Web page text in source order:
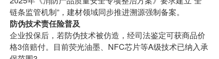
链条监管机制”，建材领域同步推进溯源强制备案。
防伪技术责任险普及
企业投保后，若防伪技术被仿造，经司法鉴定可获商品价
格3倍赔付。目前荧光油墨、NFC芯片等A级技术已纳入承